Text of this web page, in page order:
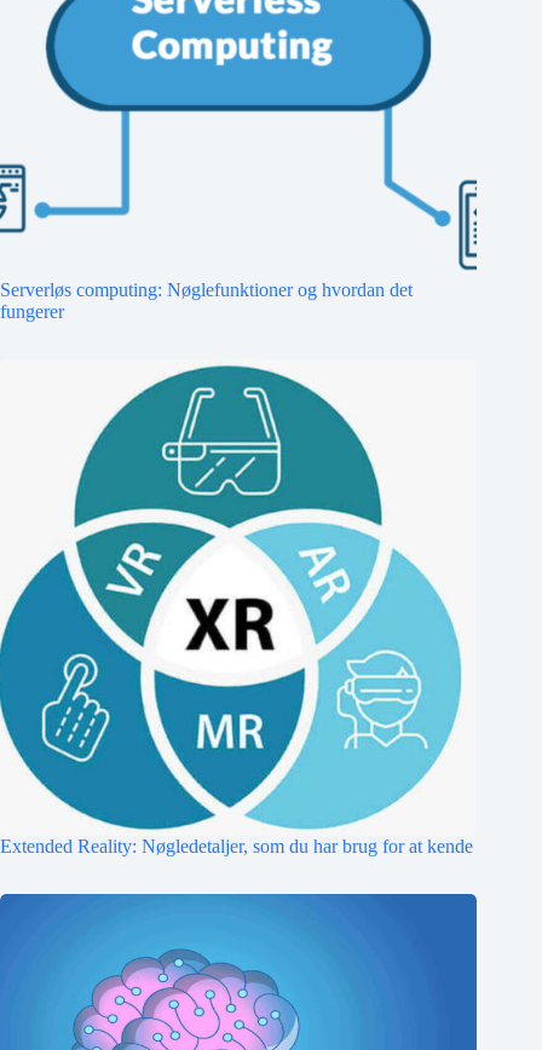
Serverløs computing: Nøglefunktioner og hvordan det
fungerer
Extended Reality: Nøgledetaljer, som du har brug for at kende